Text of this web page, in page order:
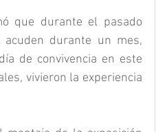
que durante el pasado
durante un mes,
de convivencia en este
vivieron la experiencia